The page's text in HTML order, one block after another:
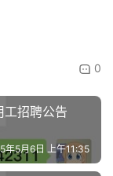
0
招聘公告
年5月6日 上午11:35